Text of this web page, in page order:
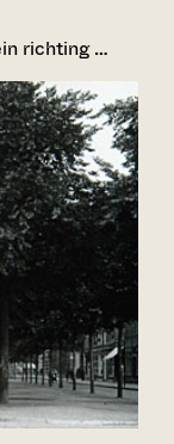
richting …